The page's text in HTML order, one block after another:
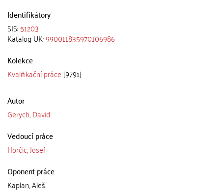
Identifikátory
SIS:51203
Katalog UK:990011835970106986
Kolekce
Kvalifikační práce [9791]
Autor
Gerych, David
Vedoucí práce
Horčic, Josef
Oponent práce
Kaplan, Aleš